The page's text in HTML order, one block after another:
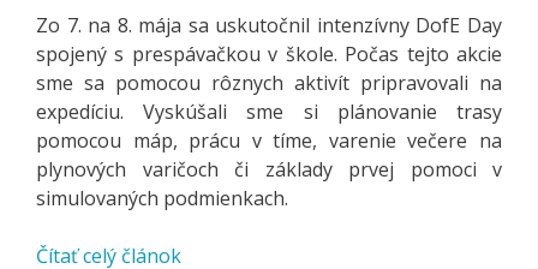
Zo 7. na 8. mája sa uskutočnil intenzívny DofE Day
spojený s prespávačkou v škole. Počas tejto akcie
sme sa pomocou rôznych aktivít pripravovali na
expedíciu. Vyskúšali sme si plánovanie trasy
pomocou máp, prácu v tíme, varenie večere na
plynových varičoch či základy prvej pomoci v
simulovaných podmienkach.
Čítať celý článok